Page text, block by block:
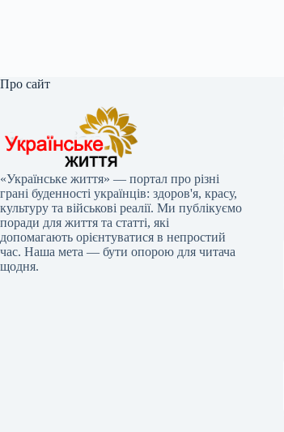
Про сайт
«Українське життя» — портал про різні
грані буденності українців: здоров'я, красу,
культуру та військові реалії. Ми публікуємо
поради для життя та статті, які
допомагають орієнтуватися в непростий
час. Наша мета — бути опорою для читача
щодня.